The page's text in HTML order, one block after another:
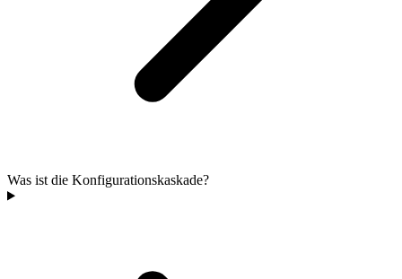
Was ist die Konfigurationskaskade?